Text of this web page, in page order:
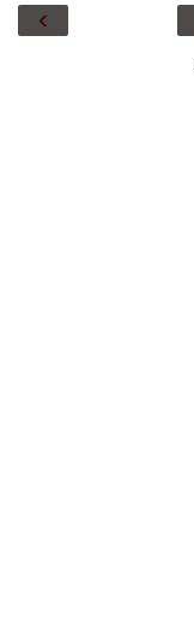
‹